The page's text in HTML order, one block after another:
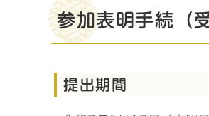
参加表明手続（
提出期間